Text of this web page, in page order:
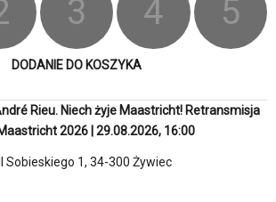
3 4 5
DODANIE DO KOSZYKA
Rieu. Niech żyje Maastricht! Retransmisja
2026 | 29.08.2026, 16:00
Sobieskiego 1, 34-300 Żywiec